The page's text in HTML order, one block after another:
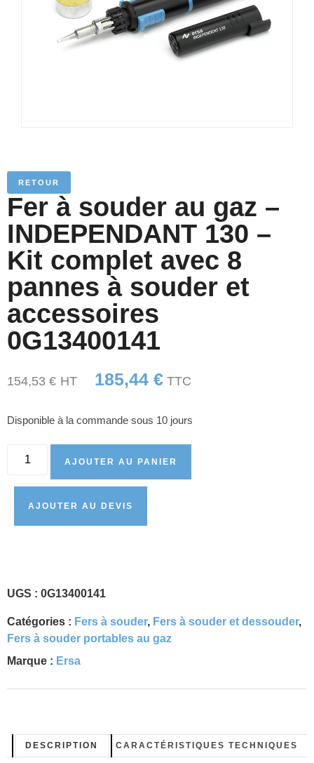
RETOUR
Fer à souder au gaz –
INDEPENDANT 130 –
Kit complet avec 8
pannes à souder et
accessoires
0G13400141
154,53 € HT 185,44 € TTC
Disponible à la commande sous 10 jours
AJOUTER AU PANIER
AJOUTER AU DEVIS
UGS : 0G13400141
Catégories : Fers à souder, Fers à souder et dessouder,
Fers à souder portables au gaz
Marque : Ersa
DESCRIPTION CARACTÉRISTIQUES TECHNIQUES